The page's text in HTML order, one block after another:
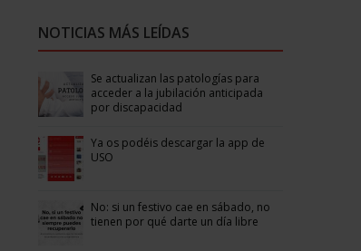
NOTICIAS MÁS LEÍDAS
Se actualizan las patologías para
acceder a la jubilación anticipada
por discapacidad
Ya os podéis descargar la app de
USO
No: si un festivo cae en sábado, no
tienen por qué darte un día libre